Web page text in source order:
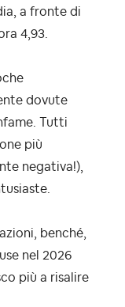
a fronte di
4,93.
dovute
Tutti
più
negativa!),
benché,
nel 2026
più a risalire